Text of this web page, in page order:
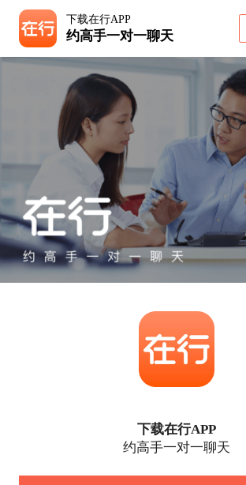
下载在行APP
约高手一对一聊天
下载在行APP
约高手一对一聊天